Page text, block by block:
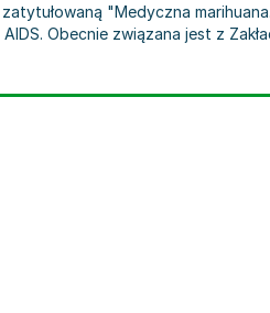
"Medyczna
Obecnie związana jest z